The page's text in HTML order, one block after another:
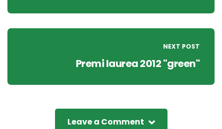
NEXT POST
Premi laurea 2012 "green"
Leave a Comment